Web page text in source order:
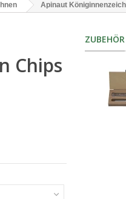
Apinaut
Chips
ZUBEHÖR